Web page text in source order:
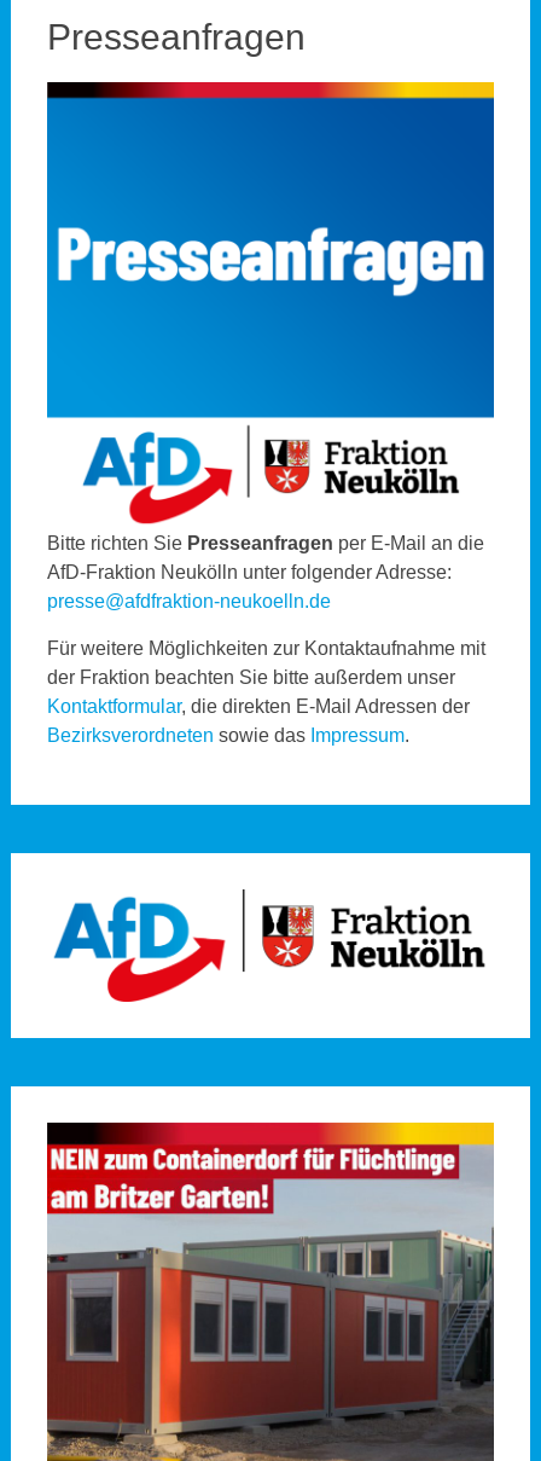
Presseanfragen
Bitte richten Sie Presseanfragen per E-Mail an die
AfD-Fraktion Neukölln unter folgender Adresse:
presse@afdfraktion-neukoelln.de
Für weitere Möglichkeiten zur Kontaktaufnahme mit
der Fraktion beachten Sie bitte außerdem unser
Kontaktformular, die direkten E-Mail Adressen der
Bezirksverordneten sowie das Impressum.